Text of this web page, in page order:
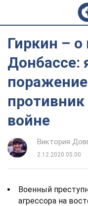
Гиркин – о
Донбассе:
противник
войне
Виктория
2.12.2020 05:00
Военный
агрессора на